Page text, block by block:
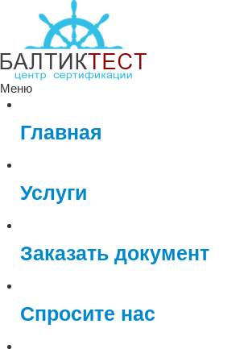
Меню
Главная
Услуги
Заказать документ
Спросите нас